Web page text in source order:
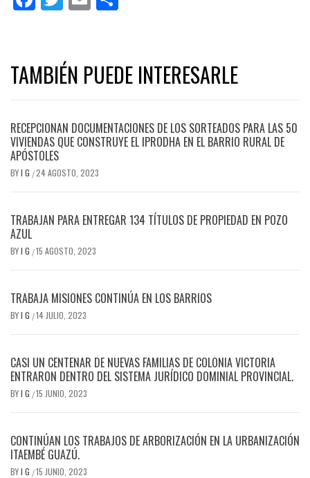
TAMBIÉN PUEDE INTERESARLE
RECEPCIONAN DOCUMENTACIONES DE LOS SORTEADOS PARA LAS 50
VIVIENDAS QUE CONSTRUYE EL IPRODHA EN EL BARRIO RURAL DE
APÓSTOLES
BYI G /24 AGOSTO, 2023
TRABAJAN PARA ENTREGAR 134 TÍTULOS DE PROPIEDAD EN POZO
AZUL
BYI G /15 AGOSTO, 2023
TRABAJA MISIONES CONTINÚA EN LOS BARRIOS
BYI G /14 JULIO, 2023
CASI UN CENTENAR DE NUEVAS FAMILIAS DE COLONIA VICTORIA
ENTRARON DENTRO DEL SISTEMA JURÍDICO DOMINIAL PROVINCIAL.
BYI G /15 JUNIO, 2023
CONTINÚAN LOS TRABAJOS DE ARBORIZACIÓN EN LA URBANIZACIÓN
ITAEMBÉ GUAZÚ.
BYI G /15 JUNIO, 2023